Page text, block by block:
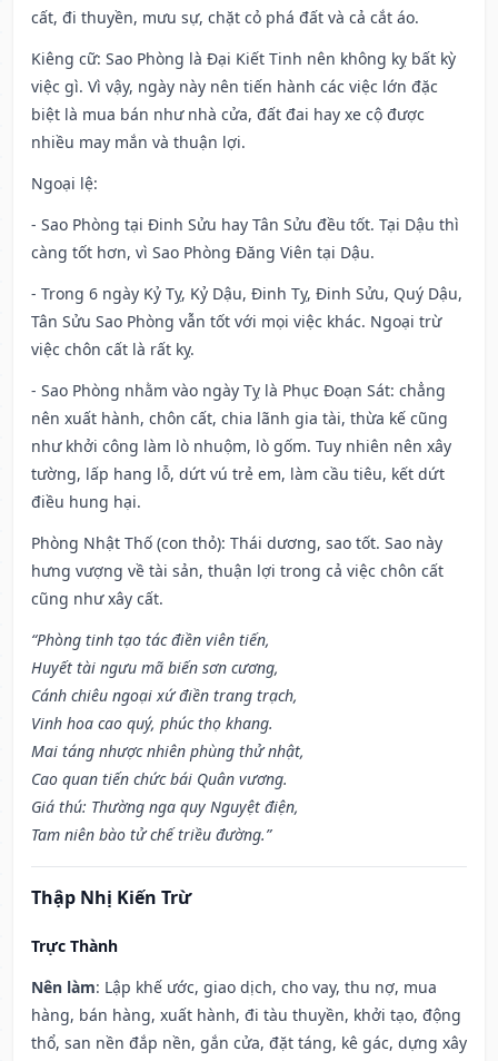
cất, đi thuyền, mưu sự, chặt cỏ phá đất và cả cắt áo.
Kiêng cữ: Sao Phòng là Đại Kiết Tinh nên không kỵ bất kỳ
việc gì. Vì vậy, ngày này nên tiến hành các việc lớn đặc
biệt là mua bán như nhà cửa, đất đai hay xe cộ được
nhiều may mắn và thuận lợi.
Ngoại lệ:
- Sao Phòng tại Đinh Sửu hay Tân Sửu đều tốt. Tại Dậu thì
càng tốt hơn, vì Sao Phòng Đăng Viên tại Dậu.
- Trong 6 ngày Kỷ Tỵ, Kỷ Dậu, Đinh Tỵ, Đinh Sửu, Quý Dậu,
Tân Sửu Sao Phòng vẫn tốt với mọi việc khác. Ngoại trừ
việc chôn cất là rất kỵ.
- Sao Phòng nhằm vào ngày Tỵ là Phục Đoạn Sát: chẳng
nên xuất hành, chôn cất, chia lãnh gia tài, thừa kế cũng
như khởi công làm lò nhuộm, lò gốm. Tuy nhiên nên xây
tường, lấp hang lỗ, dứt vú trẻ em, làm cầu tiêu, kết dứt
điều hung hại.
Phòng Nhật Thố (con thỏ): Thái dương, sao tốt. Sao này
hưng vượng về tài sản, thuận lợi trong cả việc chôn cất
cũng như xây cất.
“Phòng tinh tạo tác điền viên tiến,
Huyết tài ngưu mã biến sơn cương,
Cánh chiêu ngoại xứ điền trang trạch,
Vinh hoa cao quý, phúc thọ khang.
Mai táng nhược nhiên phùng thử nhật,
Cao quan tiến chức bái Quân vương.
Giá thú: Thường nga quy Nguyệt điện,
Tam niên bào tử chế triều đường.”
Thập Nhị Kiến Trừ
Trực Thành
Nên làm: Lập khế ước, giao dịch, cho vay, thu nợ, mua
hàng, bán hàng, xuất hành, đi tàu thuyền, khởi tạo, động
thổ, san nền đắp nền, gắn cửa, đặt táng, kê gác, dựng xây